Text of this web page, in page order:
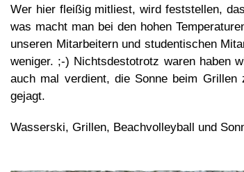
Wer hier fleißig mitliest, wird feststellen,
was macht man bei den hohen
unseren Mitarbeitern und studentischen
weniger. ;-) Nichtsdestotrotz waren haben
auch mal verdient, die Sonne beim Grillen
gejagt.
Wasserski, Grillen, Beachvolleyball und